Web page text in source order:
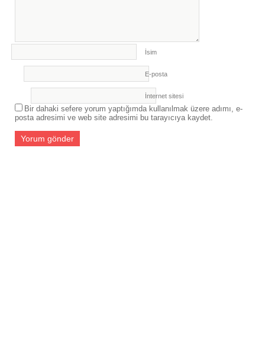
İsim
E-posta
İnternet sitesi
Bir dahaki sefere yorum yaptığımda kullanılmak üzere adımı, e-
posta adresimi ve web site adresimi bu tarayıcıya kaydet.